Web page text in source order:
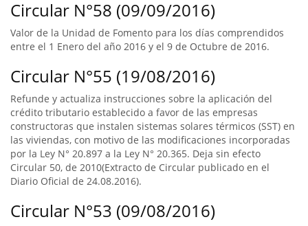
Circular N°58 (09/09/2016)
Valor de la Unidad de Fomento para los días comprendidos
entre el 1 Enero del año 2016 y el 9 de Octubre de 2016.
Circular N°55 (19/08/2016)
Refunde y actualiza instrucciones sobre la aplicación del
crédito tributario establecido a favor de las empresas
constructoras que instalen sistemas solares térmicos (SST) en
las viviendas, con motivo de las modificaciones incorporadas
por la Ley N° 20.897 a la Ley N° 20.365. Deja sin efecto
Circular 50, de 2010(Extracto de Circular publicado en el
Diario Oficial de 24.08.2016).
Circular N°53 (09/08/2016)